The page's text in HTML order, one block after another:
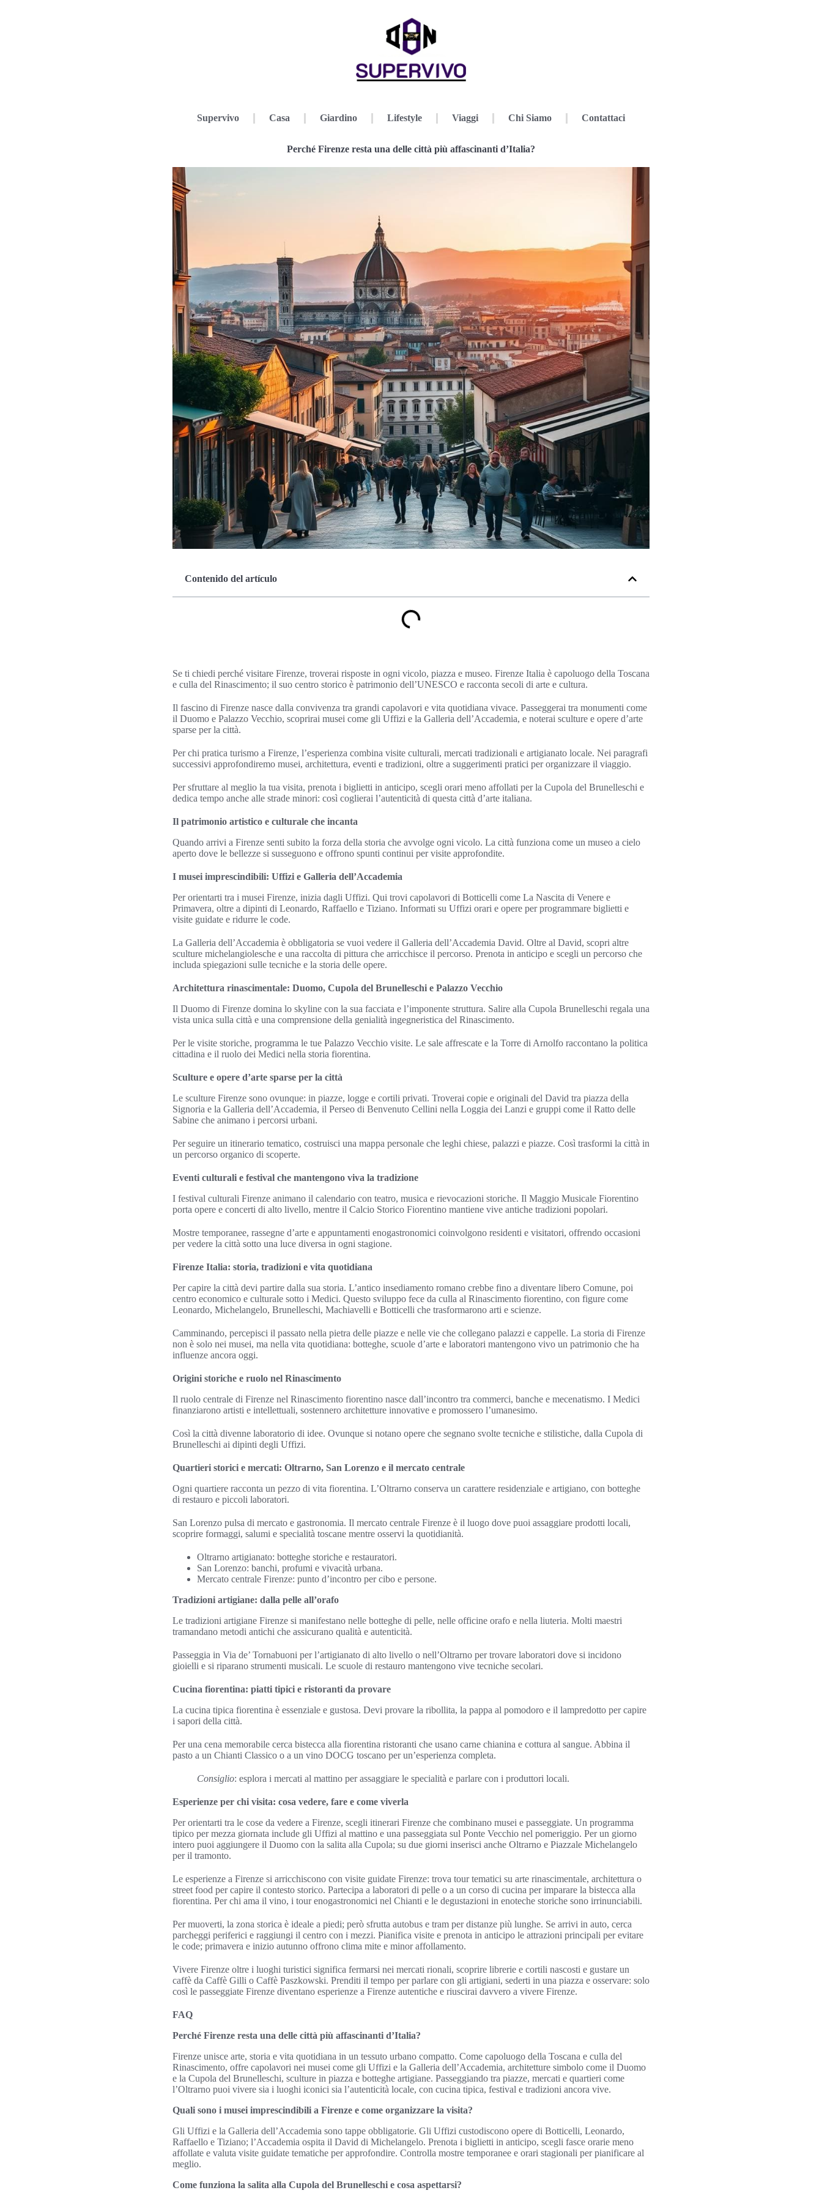
Supervivo Casa Giardino Lifestyle Viaggi Chi Siamo Contattaci
Perché Firenze resta una delle città più affascinanti d’Italia?
Contenido del artículo
Se ti chiedi perché visitare Firenze, troverai risposte in ogni vicolo, piazza e museo. Firenze Italia è capoluogo della Toscana
e culla del Rinascimento; il suo centro storico è patrimonio dell’UNESCO e racconta secoli di arte e cultura.
Il fascino di Firenze nasce dalla convivenza tra grandi capolavori e vita quotidiana vivace. Passeggerai tra monumenti come
il Duomo e Palazzo Vecchio, scoprirai musei come gli Uffizi e la Galleria dell’Accademia, e noterai sculture e opere d’arte
sparse per la città.
Per chi pratica turismo a Firenze, l’esperienza combina visite culturali, mercati tradizionali e artigianato locale. Nei paragrafi
successivi approfondiremo musei, architettura, eventi e tradizioni, oltre a suggerimenti pratici per organizzare il viaggio.
Per sfruttare al meglio la tua visita, prenota i biglietti in anticipo, scegli orari meno affollati per la Cupola del Brunelleschi e
dedica tempo anche alle strade minori: così coglierai l’autenticità di questa città d’arte italiana.
Il patrimonio artistico e culturale che incanta
Quando arrivi a Firenze senti subito la forza della storia che avvolge ogni vicolo. La città funziona come un museo a cielo
aperto dove le bellezze si susseguono e offrono spunti continui per visite approfondite.
I musei imprescindibili: Uffizi e Galleria dell’Accademia
Per orientarti tra i musei Firenze, inizia dagli Uffizi. Qui trovi capolavori di Botticelli come La Nascita di Venere e
Primavera, oltre a dipinti di Leonardo, Raffaello e Tiziano. Informati su Uffizi orari e opere per programmare biglietti e
visite guidate e ridurre le code.
La Galleria dell’Accademia è obbligatoria se vuoi vedere il Galleria dell’Accademia David. Oltre al David, scopri altre
sculture michelangiolesche e una raccolta di pittura che arricchisce il percorso. Prenota in anticipo e scegli un percorso che
includa spiegazioni sulle tecniche e la storia delle opere.
Architettura rinascimentale: Duomo, Cupola del Brunelleschi e Palazzo Vecchio
Il Duomo di Firenze domina lo skyline con la sua facciata e l’imponente struttura. Salire alla Cupola Brunelleschi regala una
vista unica sulla città e una comprensione della genialità ingegneristica del Rinascimento.
Per le visite storiche, programma le tue Palazzo Vecchio visite. Le sale affrescate e la Torre di Arnolfo raccontano la politica
cittadina e il ruolo dei Medici nella storia fiorentina.
Sculture e opere d’arte sparse per la città
Le sculture Firenze sono ovunque: in piazze, logge e cortili privati. Troverai copie e originali del David tra piazza della
Signoria e la Galleria dell’Accademia, il Perseo di Benvenuto Cellini nella Loggia dei Lanzi e gruppi come il Ratto delle
Sabine che animano i percorsi urbani.
Per seguire un itinerario tematico, costruisci una mappa personale che leghi chiese, palazzi e piazze. Così trasformi la città in
un percorso organico di scoperte.
Eventi culturali e festival che mantengono viva la tradizione
I festival culturali Firenze animano il calendario con teatro, musica e rievocazioni storiche. Il Maggio Musicale Fiorentino
porta opere e concerti di alto livello, mentre il Calcio Storico Fiorentino mantiene vive antiche tradizioni popolari.
Mostre temporanee, rassegne d’arte e appuntamenti enogastronomici coinvolgono residenti e visitatori, offrendo occasioni
per vedere la città sotto una luce diversa in ogni stagione.
Firenze Italia: storia, tradizioni e vita quotidiana
Per capire la città devi partire dalla sua storia. L’antico insediamento romano crebbe fino a diventare libero Comune, poi
centro economico e culturale sotto i Medici. Questo sviluppo fece da culla al Rinascimento fiorentino, con figure come
Leonardo, Michelangelo, Brunelleschi, Machiavelli e Botticelli che trasformarono arti e scienze.
Camminando, percepisci il passato nella pietra delle piazze e nelle vie che collegano palazzi e cappelle. La storia di Firenze
non è solo nei musei, ma nella vita quotidiana: botteghe, scuole d’arte e laboratori mantengono vivo un patrimonio che ha
influenze ancora oggi.
Origini storiche e ruolo nel Rinascimento
Il ruolo centrale di Firenze nel Rinascimento fiorentino nasce dall’incontro tra commerci, banche e mecenatismo. I Medici
finanziarono artisti e intellettuali, sostennero architetture innovative e promossero l’umanesimo.
Così la città divenne laboratorio di idee. Ovunque si notano opere che segnano svolte tecniche e stilistiche, dalla Cupola di
Brunelleschi ai dipinti degli Uffizi.
Quartieri storici e mercati: Oltrarno, San Lorenzo e il mercato centrale
Ogni quartiere racconta un pezzo di vita fiorentina. L’Oltrarno conserva un carattere residenziale e artigiano, con botteghe
di restauro e piccoli laboratori.
San Lorenzo pulsa di mercato e gastronomia. Il mercato centrale Firenze è il luogo dove puoi assaggiare prodotti locali,
scoprire formaggi, salumi e specialità toscane mentre osservi la quotidianità.
Oltrarno artigianato: botteghe storiche e restauratori.
San Lorenzo: banchi, profumi e vivacità urbana.
Mercato centrale Firenze: punto d’incontro per cibo e persone.
Tradizioni artigiane: dalla pelle all’orafo
Le tradizioni artigiane Firenze si manifestano nelle botteghe di pelle, nelle officine orafo e nella liuteria. Molti maestri
tramandano metodi antichi che assicurano qualità e autenticità.
Passeggia in Via de’ Tornabuoni per l’artigianato di alto livello o nell’Oltrarno per trovare laboratori dove si incidono
gioielli e si riparano strumenti musicali. Le scuole di restauro mantengono vive tecniche secolari.
Cucina fiorentina: piatti tipici e ristoranti da provare
La cucina tipica fiorentina è essenziale e gustosa. Devi provare la ribollita, la pappa al pomodoro e il lampredotto per capire
i sapori della città.
Per una cena memorabile cerca bistecca alla fiorentina ristoranti che usano carne chianina e cottura al sangue. Abbina il
pasto a un Chianti Classico o a un vino DOCG toscano per un’esperienza completa.
Consiglio: esplora i mercati al mattino per assaggiare le specialità e parlare con i produttori locali.
Esperienze per chi visita: cosa vedere, fare e come viverla
Per orientarti tra le cose da vedere a Firenze, scegli itinerari Firenze che combinano musei e passeggiate. Un programma
tipico per mezza giornata include gli Uffizi al mattino e una passeggiata sul Ponte Vecchio nel pomeriggio. Per un giorno
intero puoi aggiungere il Duomo con la salita alla Cupola; su due giorni inserisci anche Oltrarno e Piazzale Michelangelo
per il tramonto.
Le esperienze a Firenze si arricchiscono con visite guidate Firenze: trova tour tematici su arte rinascimentale, architettura o
street food per capire il contesto storico. Partecipa a laboratori di pelle o a un corso di cucina per imparare la bistecca alla
fiorentina. Per chi ama il vino, i tour enogastronomici nel Chianti e le degustazioni in enoteche storiche sono irrinunciabili.
Per muoverti, la zona storica è ideale a piedi; però sfrutta autobus e tram per distanze più lunghe. Se arrivi in auto, cerca
parcheggi periferici e raggiungi il centro con i mezzi. Pianifica visite e prenota in anticipo le attrazioni principali per evitare
le code; primavera e inizio autunno offrono clima mite e minor affollamento.
Vivere Firenze oltre i luoghi turistici significa fermarsi nei mercati rionali, scoprire librerie e cortili nascosti e gustare un
caffè da Caffè Gilli o Caffè Paszkowski. Prenditi il tempo per parlare con gli artigiani, sederti in una piazza e osservare: solo
così le passeggiate Firenze diventano esperienze a Firenze autentiche e riuscirai davvero a vivere Firenze.
FAQ
Perché Firenze resta una delle città più affascinanti d’Italia?
Firenze unisce arte, storia e vita quotidiana in un tessuto urbano compatto. Come capoluogo della Toscana e culla del
Rinascimento, offre capolavori nei musei come gli Uffizi e la Galleria dell’Accademia, architetture simbolo come il Duomo
e la Cupola del Brunelleschi, sculture in piazza e botteghe artigiane. Passeggiando tra piazze, mercati e quartieri come
l’Oltrarno puoi vivere sia i luoghi iconici sia l’autenticità locale, con cucina tipica, festival e tradizioni ancora vive.
Quali sono i musei imprescindibili a Firenze e come organizzare la visita?
Gli Uffizi e la Galleria dell’Accademia sono tappe obbligatorie. Gli Uffizi custodiscono opere di Botticelli, Leonardo,
Raffaello e Tiziano; l’Accademia ospita il David di Michelangelo. Prenota i biglietti in anticipo, scegli fasce orarie meno
affollate e valuta visite guidate tematiche per approfondire. Controlla mostre temporanee e orari stagionali per pianificare al
meglio.
Come funziona la salita alla Cupola del Brunelleschi e cosa aspettarsi?